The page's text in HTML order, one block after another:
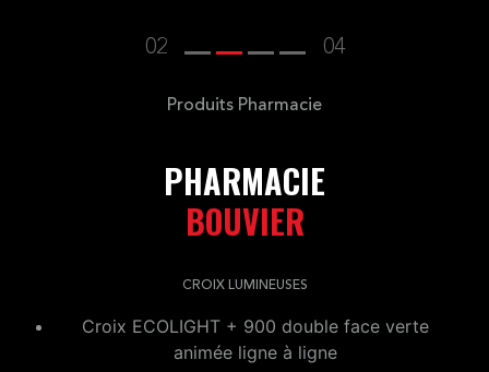
02 04
Produits Pharmacie
PHARMACIE
BOUVIER
CROIX LUMINEUSES
Croix ECOLIGHT + 900 double face verte
animée ligne à ligne